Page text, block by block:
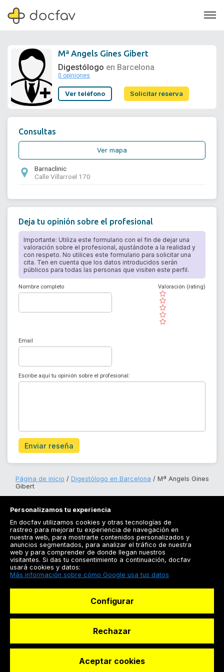
Soporte
Mª Angels Gines Gibert
Digestólogo en Barcelona
0 opiniones
Ver teléfono Solicitar reserva
Consultas
Ver mapa
Barnaclinic
Calle Villarroel 170
Deja tu opinión sobre el profesional
Importante: Utiliza este formulario con el fin de dejar una
valoración sobre el profesional, ajustándote a la realidad y
con respeto. No utilices este formulario para solicitar una
cita. Ten en cuenta que los datos introducidos serán
públicos para todas las personas que visiten este perfil.
Nombre completo
( )
( )
( )
( )
( )
Valoración (rating)
Email
Escribe aquí tu opinión sobre el profesional:
Enviar reseña
Página de inicio Digestólogo en Barcelona
Mª Angels Gines
Gibert
Registrarse
Docfav
© Dashboard Technologies S.L
Personalizamos tu experiencia
En docfav utilizamos cookies y otras tecnologías de
rastreo para mejorar tu experiencia de navegación en
nuestra web, para mostrarte contenidos personalizados y
anuncios segmentados, para analizar el tráfico de nuestra
web y para comprender de donde llegan nuestros
visitantes. Si das tu consentimiento a continuación, docfav
usará cookies y datos:
Más información sobre cómo Google usa tus datos
Configurar
Rechazar
Aceptar cookies